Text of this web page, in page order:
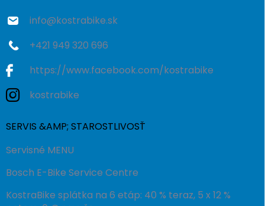
info@kostrabike.sk
+421 949 320 696
https://www.facebook.com/kostrabike
kostrabike
SERVIS &AMP; STAROSTLIVOSŤ
Servisné MENU
Bosch E-Bike Service Centre
KostraBike splátka na 6 etáp: 40 % teraz, 5 x 12 %